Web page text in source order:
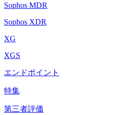
Sophos MDR
Sophos XDR
XG
XGS
エンドポイント
特集
第三者評価